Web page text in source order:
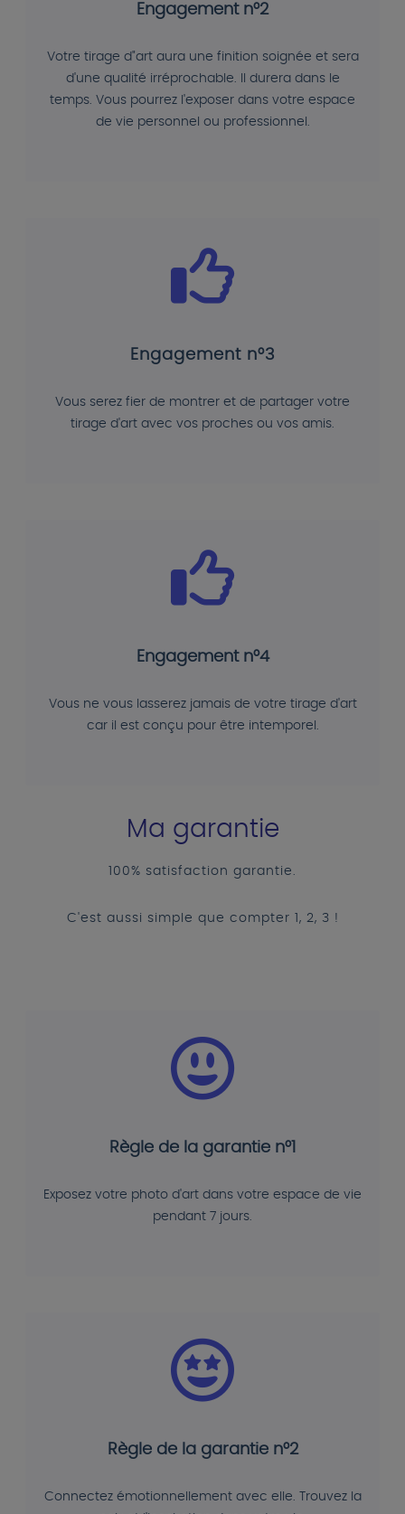
Engagement n°2
Votre tirage d"art aura une finition soignée et sera
d'une qualité irréprochable. Il durera dans le
temps. Vous pourrez l'exposer dans votre espace
de vie personnel ou professionnel.
Engagement n°3
Vous serez fier de montrer et de partager votre
tirage d'art avec vos proches ou vos amis.
Engagement n°4
Vous ne vous lasserez jamais de votre tirage d'art
car il est conçu pour être intemporel.
Ma garantie
100% satisfaction garantie.
C'est aussi simple que compter 1, 2, 3 !
Règle de la garantie n°1
Exposez votre photo d'art dans votre espace de vie
pendant 7 jours.
Règle de la garantie n°2
Connectez émotionnellement avec elle. Trouvez la